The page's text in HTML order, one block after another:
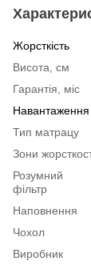
Жорсткість
Висота, см
Гарантія, міс
Навантаження
Тип матрацу
Зони
Розумний
фільтр
Наповнення
Чохол
Виробник